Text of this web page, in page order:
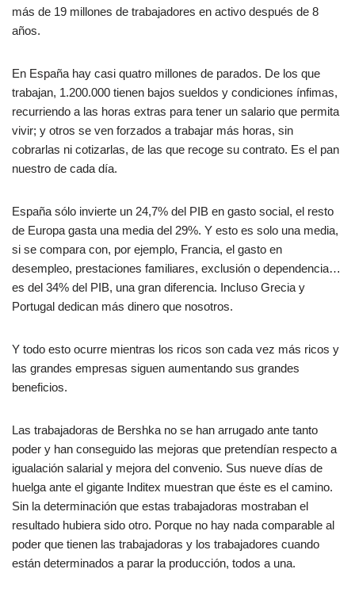
más de 19 millones de trabajadores en activo después de 8
años.
En España hay casi quatro millones de parados. De los que
trabajan, 1.200.000 tienen bajos sueldos y condiciones ínfimas,
recurriendo a las horas extras para tener un salario que permita
vivir; y otros se ven forzados a trabajar más horas, sin
cobrarlas ni cotizarlas, de las que recoge su contrato. Es el pan
nuestro de cada día.
España sólo invierte un 24,7% del PIB en gasto social, el resto
de Europa gasta una media del 29%. Y esto es solo una media,
si se compara con, por ejemplo, Francia, el gasto en
desempleo, prestaciones familiares, exclusión o dependencia…
es del 34% del PIB, una gran diferencia. Incluso Grecia y
Portugal dedican más dinero que nosotros.
Y todo esto ocurre mientras los ricos son cada vez más ricos y
las grandes empresas siguen aumentando sus grandes
beneficios.
Las trabajadoras de Bershka no se han arrugado ante tanto
poder y han conseguido las mejoras que pretendían respecto a
igualación salarial y mejora del convenio. Sus nueve días de
huelga ante el gigante Inditex muestran que éste es el camino.
Sin la determinación que estas trabajadoras mostraban el
resultado hubiera sido otro. Porque no hay nada comparable al
poder que tienen las trabajadoras y los trabajadores cuando
están determinados a parar la producción, todos a una.